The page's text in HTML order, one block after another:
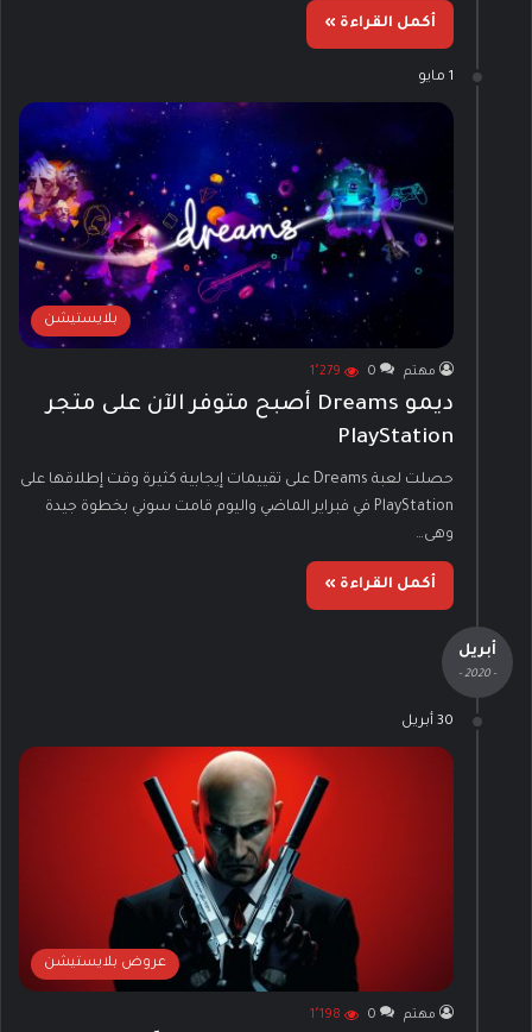
أكمل القراءة »
1 مايو
بلايستيشن
مهتم 0 1٬279
ديمو Dreams أصبح متوفر الآن على متجر
PlayStation
حصلت لعبة Dreams على تقييمات إيجابية كثيرة وقت إطلاقها على
PlayStation في فبراير الماضي واليوم قامت سوني بخطوة جيدة
وهى…
أكمل القراءة »
أبريل
- 2020 -
30 أبريل
عروض بلايستيشن
مهتم 0 1٬198